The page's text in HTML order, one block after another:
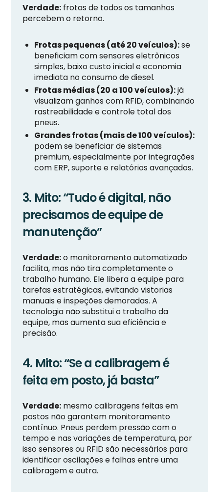
Verdade: frotas de todos os tamanhos
percebem o retorno.
Frotas pequenas (até 20 veículos):se
beneficiam com sensores eletrônicos
simples, baixo custo inicial e economia
imediata no consumo de diesel.
Frotas médias (20 a 100 veículos):já
visualizam ganhos com RFID, combinando
rastreabilidade e controle total dos
pneus.
Grandes frotas (mais de 100 veículos):
podem se beneficiar de sistemas
premium, especialmente por integrações
com ERP, suporte e relatórios avançados.
3. Mito: “Tudo é digital, não
precisamos de equipe de
manutenção”
Verdade:o monitoramento automatizado
facilita, mas não tira completamente o
trabalho humano. Ele libera a equipe para
tarefas estratégicas, evitando vistorias
manuais e inspeções demoradas. A
tecnologia não substitui o trabalho da
equipe, mas aumenta sua eficiência e
precisão.
4. Mito: “Se a calibragem é
feita em posto, já basta”
Verdade: mesmo calibragens feitas em
postos não garantem monitoramento
contínuo. Pneus perdem pressão com o
tempo e nas variações de temperatura, por
isso sensores ou RFID são necessários para
identificar oscilações e falhas entre uma
calibragem e outra.